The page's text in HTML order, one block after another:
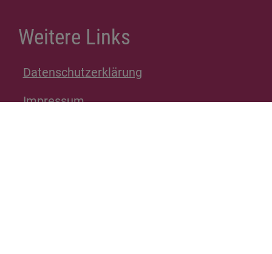
Weitere Links
Datenschutzerklärung
Impressum